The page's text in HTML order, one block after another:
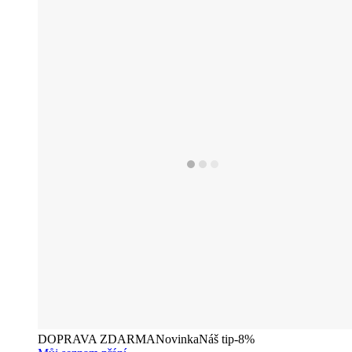
DOPRAVA ZDARMANovinkaNáš tip-8%